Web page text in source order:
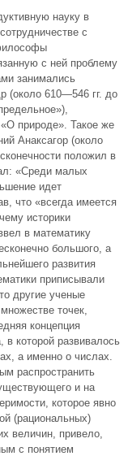
науку в
с
с ней проблему
занимались
(около 610—546 гг. до
природе». Такое же
Анаксагор (около
положил в
«Среди малых
идет
что «всегда имеется
историки
в математику
большого, а
развития
приписывали
другие ученые
точек,
концепция
которой развивалось
а именно о числах.
распространить
и на
которое явно
(рациональных)
величин, привело,
с понятием